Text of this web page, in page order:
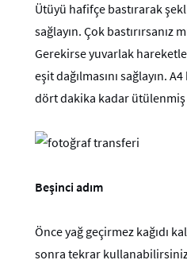
Ütüyü hafifçe bastırarak
sağlayın. Çok bastırırsanız
Gerekirse yuvarlak
eşit dağılmasını sağlayın.
dört dakika kadar ütülenmiş
Beşinci adım
Önce yağ geçirmez kağıdı
sonra tekrar